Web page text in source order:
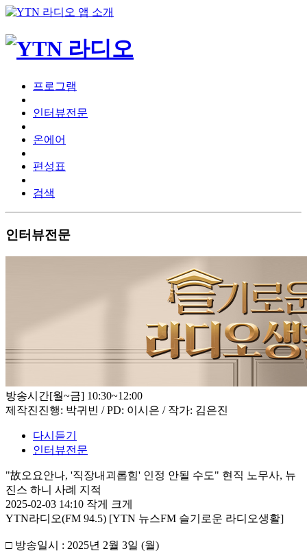
프로그램
인터뷰전문
온에어
편성표
검색
인터뷰전문
방송시간[월~금] 10:30~12:00
제작진진행: 박귀빈 / PD: 이시은 / 작가: 김은진
다시듣기
인터뷰전문
"故오요안나, '직장내괴롭힘' 인정 안될 수도" 현직 노무사, 뉴
진스 하니 사례 지적
2025-02-03 14:10 작게
크게
YTN라디오(FM 94.5) [YTN 뉴스FM 슬기로운 라디오생활]
□ 방송일시 : 2025년 2월 3일 (월)